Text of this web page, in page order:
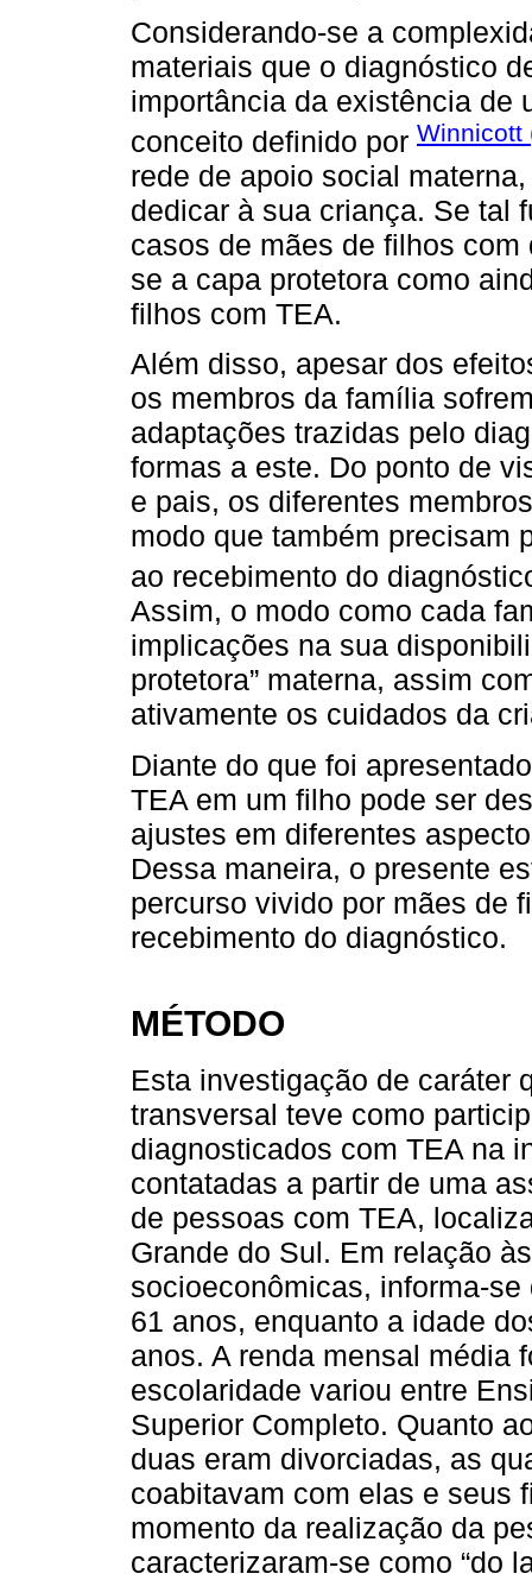
Considerando-se a
materiais que o diagnóstico
importância da existência de
conceito definido por Winnicott
rede de apoio social
dedicar à sua criança. Se tal
casos de mães de filhos
se a capa protetora como
filhos com TEA.
Além disso, apesar dos
os membros da família
adaptações trazidas pelo
formas a este. Do ponto de
e pais, os diferentes
modo que também precisam
ao recebimento do
Assim, o modo como cada
implicações na sua
protetora” materna, assim
ativamente os cuidados da
Diante do que foi
TEA em um filho pode ser
ajustes em diferentes
Dessa maneira, o presente
percurso vivido por mães de
recebimento do diagnóstico.
MÉTODO
Esta investigação de caráter
transversal teve como
diagnosticados com TEA na
contatadas a partir de uma
de pessoas com TEA,
Grande do Sul. Em relação
socioeconômicas, informa-
61 anos, enquanto a idade
anos. A renda mensal média
escolaridade variou entre
Superior Completo. Quanto
duas eram divorciadas, as
coabitavam com elas e seus
momento da realização da
caracterizaram-se como “do